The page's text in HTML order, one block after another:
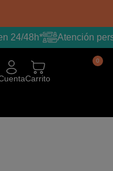
24/48h* Atención
Carrito
0